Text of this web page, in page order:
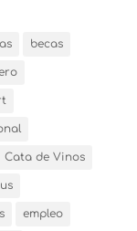
becas
Cata de Vinos
empleo